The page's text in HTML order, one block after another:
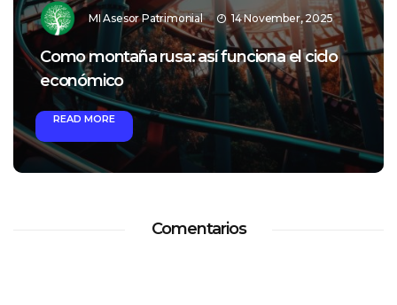
November, 2025
el ciclo
MI Asesor Patrimonial
Finanzas Personales
nuestras vidas?
READ MORE
Comentarios